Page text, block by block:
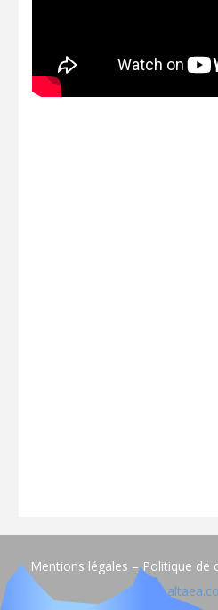
Mentions légales – Politique de